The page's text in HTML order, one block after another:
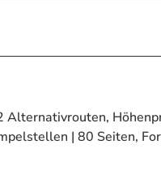
Alternativrouten,
| 80 Seiten,